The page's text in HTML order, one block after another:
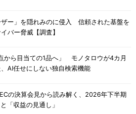
ザー」を隠れみのに侵入 信頼された基盤を
バー脅威【調査】
から目当ての1品へ」 モノタロウが4カ月
AI任せにしない独自検索機能
の決算会見から読み解く、2026年下半期
「収益の見通し」